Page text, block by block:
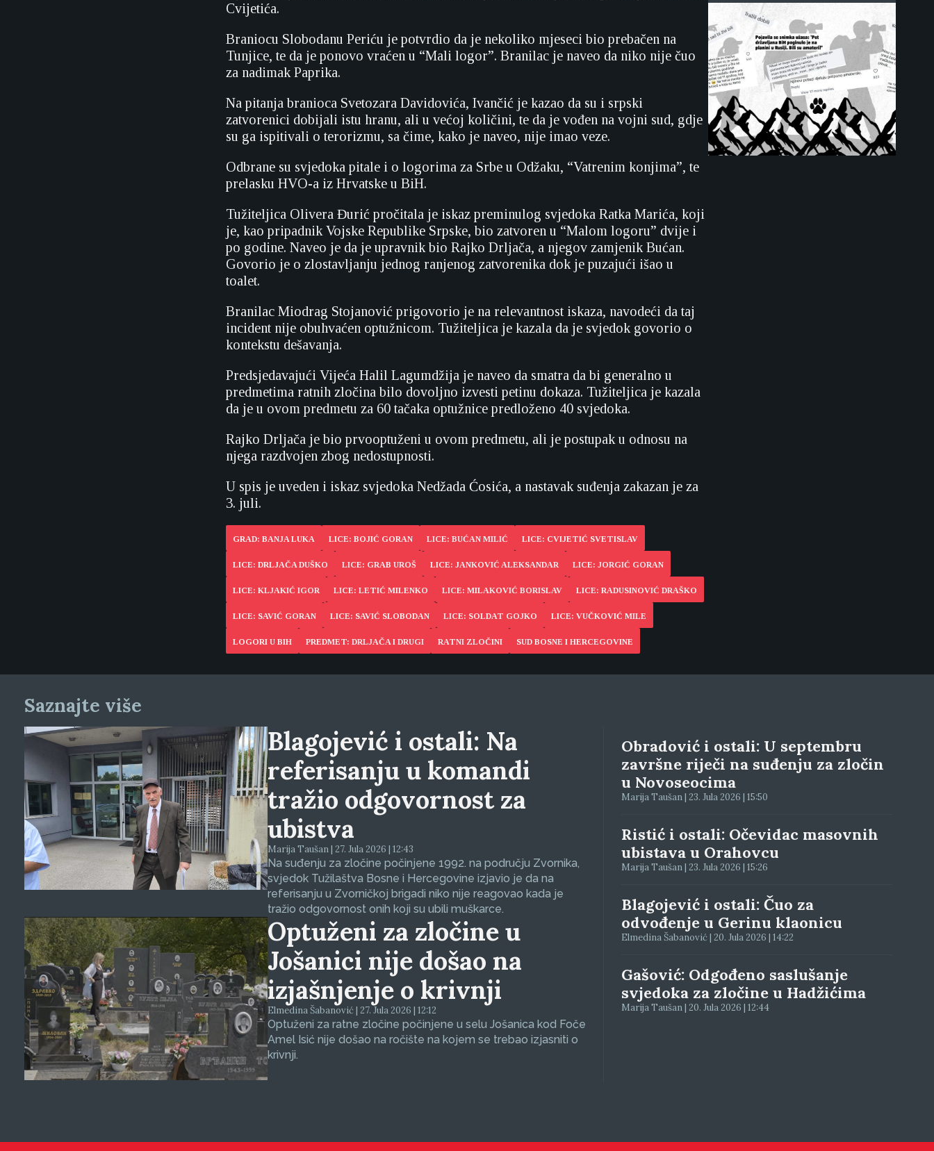
Cvijetića.
Braniocu Slobodanu Periću je potvrdio da je nekoliko mjeseci bio prebačen na
Tunjice, te da je ponovo vraćen u “Mali logor”. Branilac je naveo da niko nije čuo
za nadimak Paprika.
Na pitanja branioca Svetozara Davidovića, Ivančić je kazao da su i srpski
zatvorenici dobijali istu hranu, ali u većoj količini, te da je vođen na vojni sud, gdje
su ga ispitivali o terorizmu, sa čime, kako je naveo, nije imao veze.
Odbrane su svjedoka pitale i o logorima za Srbe u Odžaku, “Vatrenim konjima”, te
prelasku HVO-a iz Hrvatske u BiH.
Tužiteljica Olivera Đurić pročitala je iskaz preminulog svjedoka Ratka Marića, koji
je, kao pripadnik Vojske Republike Srpske, bio zatvoren u “Malom logoru” dvije i
po godine. Naveo je da je upravnik bio Rajko Drljača, a njegov zamjenik Bućan.
Govorio je o zlostavljanju jednog ranjenog zatvorenika dok je puzajući išao u
toalet.
Branilac Miodrag Stojanović prigovorio je na relevantnost iskaza, navodeći da taj
incident nije obuhvaćen optužnicom. Tužiteljica je kazala da je svjedok govorio o
kontekstu dešavanja.
Predsjedavajući Vijeća Halil Lagumdžija je naveo da smatra da bi generalno u
predmetima ratnih zločina bilo dovoljno izvesti petinu dokaza. Tužiteljica je kazala
da je u ovom predmetu za 60 tačaka optužnice predloženo 40 svjedoka.
Rajko Drljača je bio prvooptuženi u ovom predmetu, ali je postupak u odnosu na
njega razdvojen zbog nedostupnosti.
U spis je uveden i iskaz svjedoka Nedžada Ćosića, a nastavak suđenja zakazan je za
3. juli.
GRAD: BANJA LUKA LICE: BOJIĆ GORAN LICE: BUĆAN MILIĆ LICE: CVIJETIĆ SVETISLAV
LICE: DRLJAČA DUŠKO LICE: GRAB UROŠ LICE: JANKOVIĆ ALEKSANDAR LICE: JORGIĆ GORAN
LICE: KLJAKIĆ IGOR LICE: LETIĆ MILENKO LICE: MILAKOVIĆ BORISLAV LICE: RADUSINOVIĆ DRAŠKO
LICE: SAVIĆ GORAN LICE: SAVIĆ SLOBODAN LICE: SOLDAT GOJKO LICE: VUČKOVIĆ MILE
LOGORI U BIH PREDMET: DRLJAČA I DRUGI RATNI ZLOČINI SUD BOSNE I HERCEGOVINE
Saznajte više
Blagojević i ostali: Na
referisanju u komandi
tražio odgovornost za
ubistva
Marija Taušan | 27. Jula 2026 | 12:43
Na suđenju za zločine počinjene 1992. na području Zvornika,
svjedok Tužilaštva Bosne i Hercegovine izjavio je da na
referisanju u Zvorničkoj brigadi niko nije reagovao kada je
tražio odgovornost onih koji su ubili muškarce.
Optuženi za zločine u
Jošanici nije došao na
izjašnjenje o krivnji
Elmedina Šabanović | 27. Jula 2026 | 12:12
Optuženi za ratne zločine počinjene u selu Jošanica kod Foče
Amel Isić nije došao na ročište na kojem se trebao izjasniti o
krivnji.
Obradović i ostali: U septembru
završne riječi na suđenju za zločin
u Novoseocima
Marija Taušan | 23. Jula 2026 | 15:50
Ristić i ostali: Očevidac masovnih
ubistava u Orahovcu
Marija Taušan | 23. Jula 2026 | 15:26
Blagojević i ostali: Čuo za
odvođenje u Gerinu klaonicu
Elmedina Šabanović | 20. Jula 2026 | 14:22
Gašović: Odgođeno saslušanje
svjedoka za zločine u Hadžićima
Marija Taušan | 20. Jula 2026 | 12:44